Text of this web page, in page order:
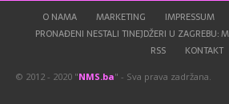
O NAMA MARKETING IMPRESSUM
PRONAĐENI NESTALI TINEJDŽERI U ZAGREBU:
RSS
KONTAKT
© 2012 - 2020 "NMS.ba" - Sva prava zadržana.